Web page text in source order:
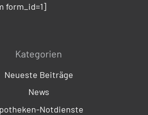
form_id=1]
Kategorien
Neueste Beiträge
News
Notdienste